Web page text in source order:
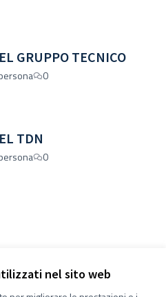
nel sito web
GRUPPO TECNICO
0
TDN
0